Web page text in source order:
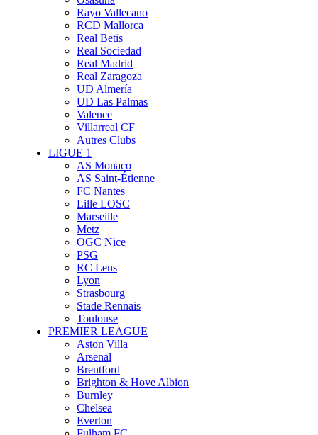
Rayo Vallecano
RCD Mallorca
Real Betis
Real Sociedad
Real Madrid
Real Zaragoza
UD Almería
UD Las Palmas
Valence
Villarreal CF
Autres Clubs
LIGUE 1
AS Monaco
AS Saint-Étienne
FC Nantes
Lille LOSC
Marseille
Metz
OGC Nice
PSG
RC Lens
Lyon
Strasbourg
Stade Rennais
Toulouse
PREMIER LEAGUE
Aston Villa
Arsenal
Brentford
Brighton & Hove Albion
Burnley
Chelsea
Everton